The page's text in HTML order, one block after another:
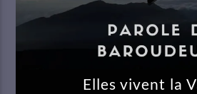
Elles vivent la